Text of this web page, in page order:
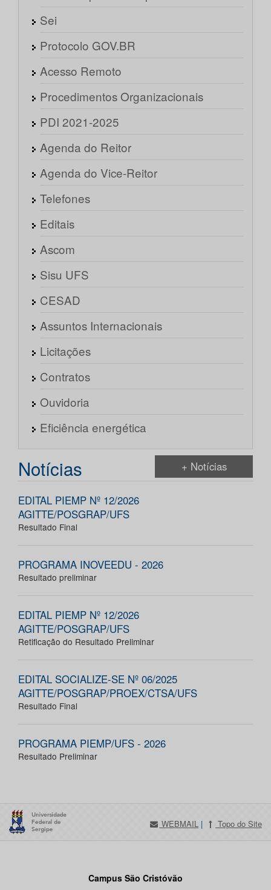
Sei
Protocolo GOV.BR
Acesso Remoto
Procedimentos Organizacionais
PDI 2021-2025
Agenda do Reitor
Agenda do Vice-Reitor
Telefones
Editais
Ascom
Sisu UFS
CESAD
Assuntos Internacionais
Licitações
Contratos
Ouvidoria
Eficiência energética
Notícias + Notícias
EDITAL PIEMP Nº 12/2026
AGITTE/POSGRAP/UFS
Resultado Final
PROGRAMA INOVEEDU - 2026
Resultado preliminar
EDITAL PIEMP Nº 12/2026
AGITTE/POSGRAP/UFS
Retificação do Resultado Preliminar
EDITAL SOCIALIZE-SE Nº 06/2025
AGITTE/POSGRAP/PROEX/CTSA/UFS
Resultado Final
PROGRAMA PIEMP/UFS - 2026
Resultado Preliminar
WEBMAIL | Topo do Site
Campus São Cristóvão